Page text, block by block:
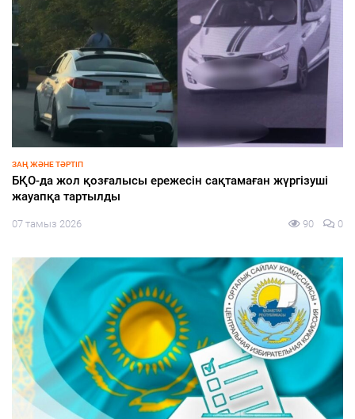
ҚАЛАЛЫҚТАР ҚАПЕРІНЕ
Қаладағы құрылыс нысандары тұрақты бақылауда